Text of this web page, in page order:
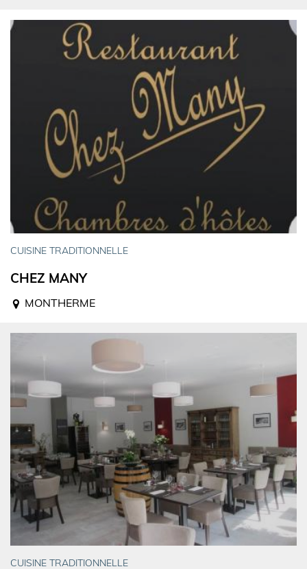
CUISINE TRADITIONNELLE
CHEZ MANY
MONTHERME
CUISINE TRADITIONNELLE